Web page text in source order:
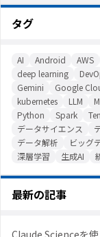
タグ
AI Android AWS
deep learning
Gemini
Google
kubernetes
LLM
Python
Spark
データサイエンス
データ解析
ビッグ
深層学習
生成AI
最新の記事
Claude Scienceを